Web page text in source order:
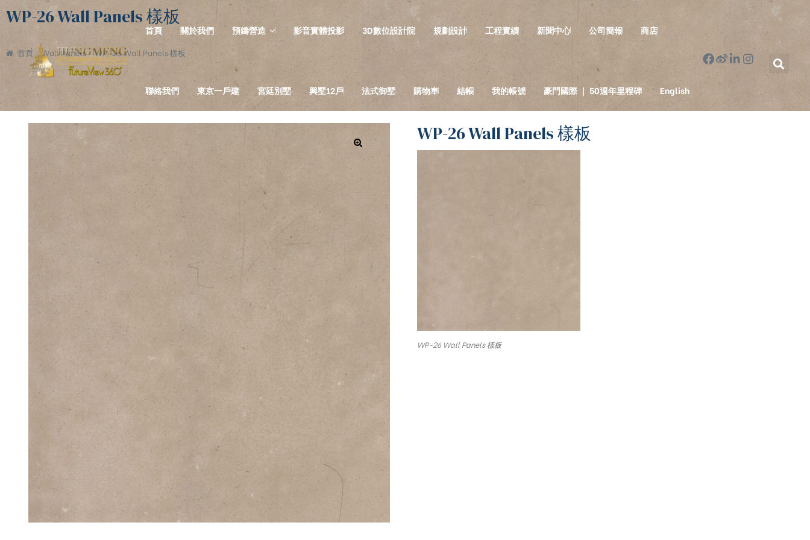
首頁 關於我們 預鑄營造 影音實體投影 3D數位設計院 規劃設計 工程實績 新聞中心 公司簡報 商店
聯絡我們 東京一戶建 宮廷別墅 興墅12戶 法式御墅 購物車 結帳 我的帳號 豪門國際 ｜ 50週年里程碑 English
WP-26 Wall Panels 樣板
首頁 Wall Panels WP-26 Wall Panels 樣板
WP-26 Wall Panels 樣板
WP-26 Wall Panels 樣板